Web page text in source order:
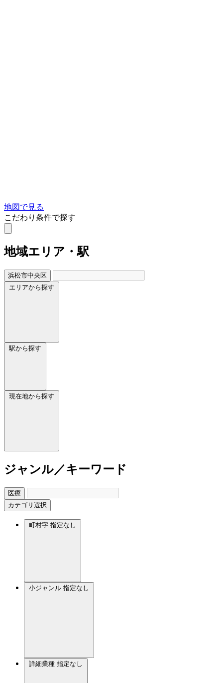
地図で見る
こだわり条件で探す
地域エリア・駅
浜松市中央区
エリアから探す
駅から探す
現在地から探す
ジャンル／キーワード
医療
カテゴリ選択
町村字 指定なし
小ジャンル 指定なし
詳細業種 指定なし